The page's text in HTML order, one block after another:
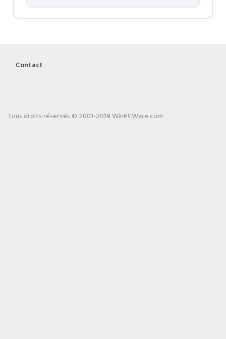
Contact
Tous droits réservés © 2001-2019 WinPCWare.com